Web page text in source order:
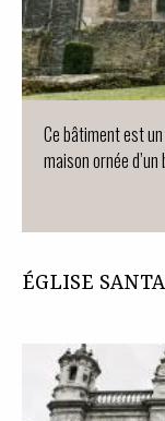
Ce bâtiment est
maison ornée
ÉGLISE